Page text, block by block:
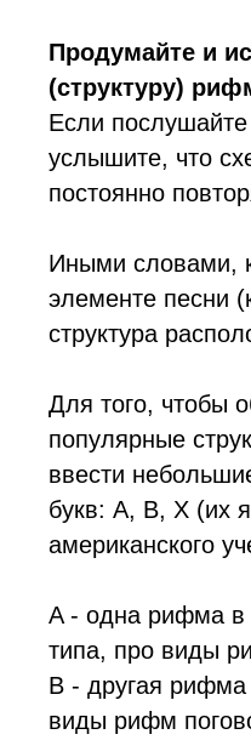
Продумайте и
(структуру)
Если
услышите, что
постоянно
Иными словами,
элементе песни
структура
Для того, чтобы
популярные
ввести
букв: А, В, X (их
американского
A - одна рифма в
типа, про виды
B - другая рифма
виды рифм